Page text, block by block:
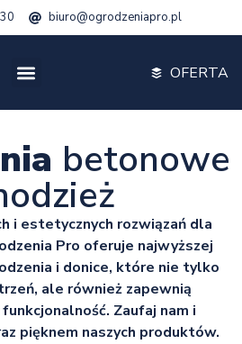
biuro@ogrodzeniapro.pl
OFERTA
betonowe
i estetycznych rozwiązań dla
Pro oferuje najwyższej
i donice, które nie tylko
ale również zapewnią
Zaufaj nam i
pięknem naszych produktów.